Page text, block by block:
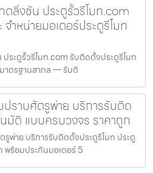
ตลิ่งชัน ประตูรั้วรีโมท.com
ำหน่ายมอเตอร์ประตูรีโมท
ประตูรั้วรีโมท.com รับติดตั้งประตูรีโมท
มาตรฐานสากล — รับติ
ราบศัตรูพ่าย บริการรับติด
มัติ แบบครบวงจร ราคาถูก
พ่าย บริการรับติดตั้งประตูรีโมท ประตู
พร้อมประกันมอเตอร์ 5